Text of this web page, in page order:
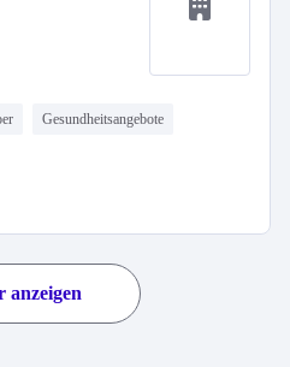
Gesundheitsangebote
anzeigen